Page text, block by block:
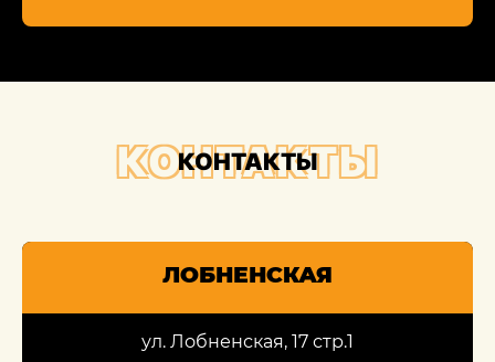
КОНТАКТЫ
КОНТАКТЫ
ЛОБНЕНСКАЯ
ул. Лобненская, 17 стр.1